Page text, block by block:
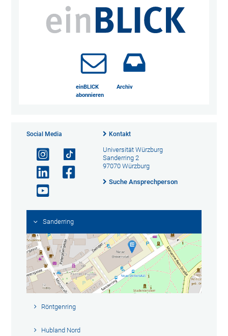
einBLICK
abonnieren
Archiv
Social Media Kontakt
Universität Würzburg
Sanderring 2
97070 Würzburg
Suche Ansprechperson
Sanderring
Röntgenring
Hubland Nord